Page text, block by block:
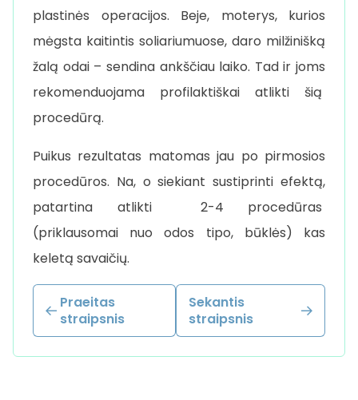
plastinės operacijos. Beje, moterys, kurios
mėgsta kaitintis soliariumuose, daro milžinišką
žalą odai – sendina ankščiau laiko. Tad ir joms
rekomenduojama profilaktiškai atlikti šią
procedūrą.
Puikus rezultatas matomas jau po pirmosios
procedūros. Na, o siekiant sustiprinti efektą,
patartina atlikti 2-4 procedūras
(priklausomai nuo odos tipo, būklės) kas
keletą savaičių.
Praeitas
straipsnis
Sekantis
straipsnis